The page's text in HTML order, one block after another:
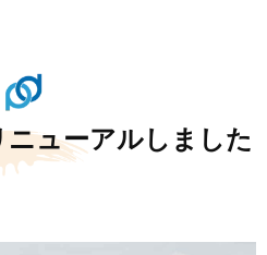
ューアルしました